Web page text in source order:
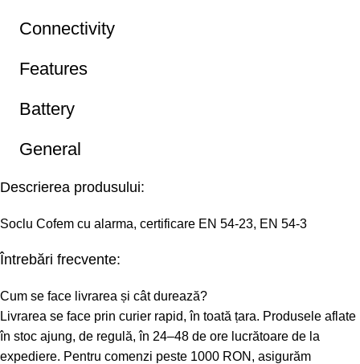
Connectivity
Features
Battery
General
Descrierea produsului:
Soclu Cofem cu alarma, certificare EN 54-23, EN 54-3
Întrebări frecvente:
Cum se face livrarea și cât durează?
Livrarea se face prin curier rapid, în toată țara. Produsele aflate
în stoc ajung, de regulă, în 24–48 de ore lucrătoare de la
expediere. Pentru comenzi peste 1000 RON, asigurăm